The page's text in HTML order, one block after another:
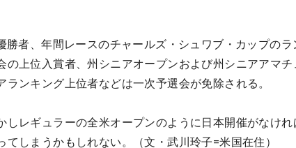
勝者、年間レースのチャールズ・シュワブ・カップのラ
の上位入賞者、州シニアオープンおよび州シニアアマチ
ンキング上位者などは一次予選会が免除される。
しレギュラーの全米オープンのように日本開催がなけれ
しまうかもしれない。（文・武川玲子=米国在住）